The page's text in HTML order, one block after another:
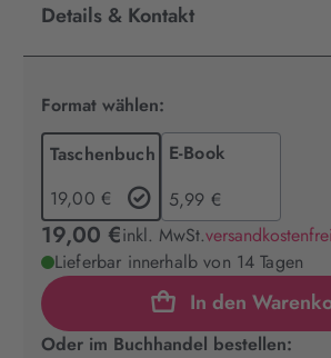
Details & Kontakt
Format wählen:
Taschenbuch
19,00 €
E-Book
5,99 €
19,00 €inkl. MwSt.versandkostenfrei
Lieferbar innerhalb von 14 Tagen
In den
Oder im Buchhandel bestellen: